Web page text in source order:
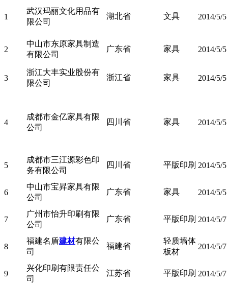
1
武汉玛丽文化用品有
限公司
湖北省 文具 2014/5/5
2
中山市东原家具制造
有限公司
广东省 家具 2014/5/5
3
浙江大丰实业股份有
限公司
浙江省 家具 2014/5/5
4
成都市金亿家具有限
公司
四川省 家具 2014/5/5
5
成都市三江源彩色印
务有限公司
四川省 平版印刷 2014/5/5
6
中山市宝昇家具有限
公司
广东省 家具 2014/5/5
7
广州市怡升印刷有限
公司
广东省 平版印刷 2014/5/7
8
福建名盾建材有限公
司
福建省
轻质墙体
板材
2014/5/7
9
兴化印刷有限责任公
司
江苏省 平版印刷 2014/5/7